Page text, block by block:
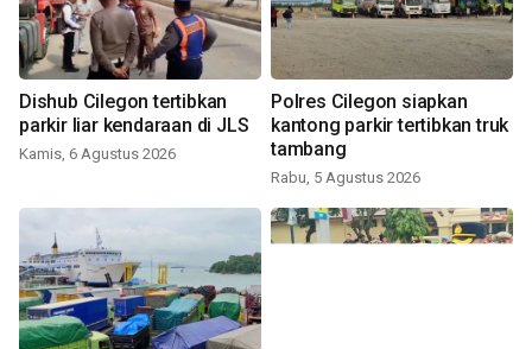
Dishub Cilegon tertibkan
parkir liar kendaraan di JLS
Kamis, 6 Agustus 2026
Polres Cilegon siapkan
kantong parkir tertibkan truk
tambang
Rabu, 5 Agustus 2026